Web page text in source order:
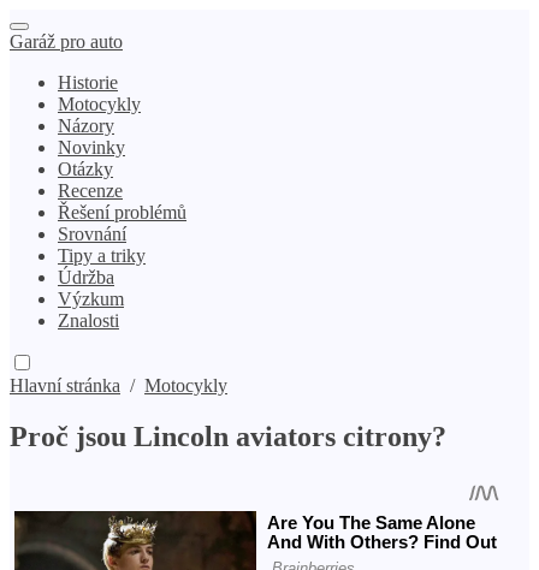
Garáž pro auto
Historie
Motocykly
Názory
Novinky
Otázky
Recenze
Řešení problémů
Srovnání
Tipy a triky
Údržba
Výzkum
Znalosti
Hlavní stránka / Motocykly
Proč jsou Lincoln aviators citrony?